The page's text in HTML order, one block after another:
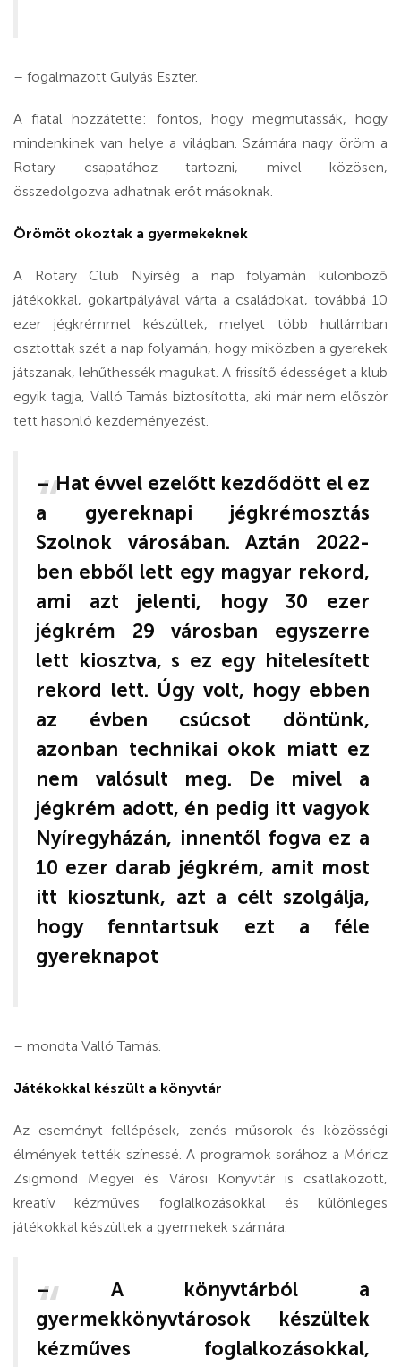
– fogalmazott Gulyás Eszter.
A fiatal hozzátette: fontos, hogy megmutassák, hogy
mindenkinek van helye a világban. Számára nagy öröm a
Rotary csapatához tartozni, mivel közösen,
összedolgozva adhatnak erőt másoknak.
Örömöt okoztak a gyermekeknek
A Rotary Club Nyírség a nap folyamán különböző
játékokkal, gokartpályával várta a családokat, továbbá 10
ezer jégkrémmel készültek, melyet több hullámban
osztottak szét a nap folyamán, hogy miközben a gyerekek
játszanak, lehűthessék magukat. A frissítő édességet a klub
egyik tagja, Valló Tamás biztosította, aki már nem először
tett hasonló kezdeményezést.
– Hat évvel ezelőtt kezdődött el ez
a gyereknapi jégkrémosztás
Szolnok városában. Aztán 2022-
ben ebből lett egy magyar rekord,
ami azt jelenti, hogy 30 ezer
jégkrém 29 városban egyszerre
lett kiosztva, s ez egy hitelesített
rekord lett. Úgy volt, hogy ebben
az évben csúcsot döntünk,
azonban technikai okok miatt ez
nem valósult meg. De mivel a
jégkrém adott, én pedig itt vagyok
Nyíregyházán, innentől fogva ez a
10 ezer darab jégkrém, amit most
itt kiosztunk, azt a célt szolgálja,
hogy fenntartsuk ezt a féle
gyereknapot
– mondta Valló Tamás.
Játékokkal készült a könyvtár
Az eseményt fellépések, zenés műsorok és közösségi
élmények tették színessé. A programok sorához a Móricz
Zsigmond Megyei és Városi Könyvtár is csatlakozott,
kreatív kézműves foglalkozásokkal és különleges
játékokkal készültek a gyermekek számára.
– A könyvtárból a
gyermekkönyvtárosok készültek
kézműves foglalkozásokkal,